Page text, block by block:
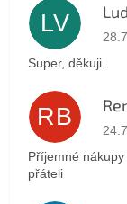
LV
Super, děkuji.
RB
Příjemné
přáteli